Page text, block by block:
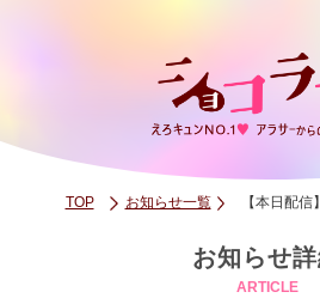
TOP お知らせ一覧 【本日配信
お知らせ詳
ARTICLE